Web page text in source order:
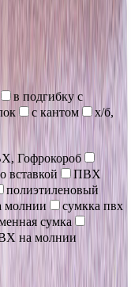
в подгибку с
с кантом
х/б,
Гофрокороб
вставкой
ПВХ
полиэтиленовый
молнии
сумкка пвх
сумка
на молнии